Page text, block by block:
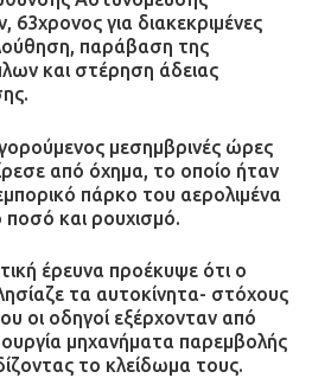
Στη φυλακή οι δύο
για τους
κατά του 20χρονου
| 22:59
«υπεύθυνο» για την
διακοπή ρεύματος στη
| 11:12
σε επιχείρηση στον
για διακεκριμένες
παράβαση της
και στέρηση άδειας
μεσημβρινές ώρες
από όχημα, το οποίο ήταν
πάρκο του αερολιμένα
και ρουχισμό.
έρευνα προέκυψε ότι ο
τα αυτοκίνητα- στόχους
οι οδηγοί εξέρχονταν από
μηχανήματα παρεμβολής
το κλείδωμα τους.